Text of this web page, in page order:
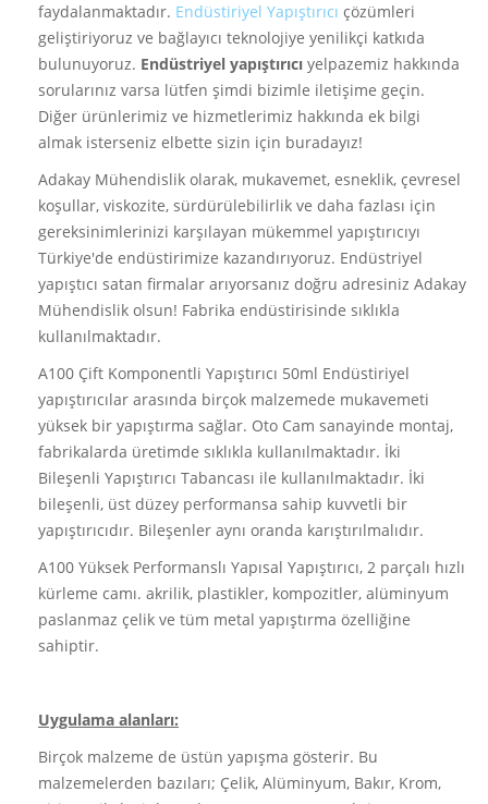
faydalanmaktadır. Endüstiriyel Yapıştırıcı çözümleri
geliştiriyoruz ve bağlayıcı teknolojiye yenilikçi katkıda
bulunuyoruz. Endüstriyel yapıştırıcı yelpazemiz hakkında
sorularınız varsa lütfen şimdi bizimle iletişime geçin.
Diğer ürünlerimiz ve hizmetlerimiz hakkında ek bilgi
almak isterseniz elbette sizin için buradayız!
Adakay Mühendislik olarak, mukavemet, esneklik, çevresel
koşullar, viskozite, sürdürülebilirlik ve daha fazlası için
gereksinimlerinizi karşılayan mükemmel yapıştırıcıyı
Türkiye'de endüstirimize kazandırıyoruz. Endüstriyel
yapıştıcı satan firmalar arıyorsanız doğru adresiniz Adakay
Mühendislik olsun! Fabrika endüstirisinde sıklıkla
kullanılmaktadır.
A100 Çift Komponentli Yapıştırıcı 50ml Endüstiriyel
yapıştırıcılar arasında birçok malzemede mukavemeti
yüksek bir yapıştırma sağlar. Oto Cam sanayinde montaj,
fabrikalarda üretimde sıklıkla kullanılmaktadır. İki
Bileşenli Yapıştırıcı Tabancası ile kullanılmaktadır. İki
bileşenli, üst düzey performansa sahip kuvvetli bir
yapıştırıcıdır. Bileşenler aynı oranda karıştırılmalıdır.
A100 Yüksek Performanslı Yapısal Yapıştırıcı, 2 parçalı hızlı
kürleme camı. akrilik, plastikler, kompozitler, alüminyum
paslanmaz çelik ve tüm metal yapıştırma özelliğine
sahiptir.
Uygulama alanları:
Birçok malzeme de üstün yapışma gösterir. Bu
malzemelerden bazıları; Çelik, Alüminyum, Bakır, Krom,